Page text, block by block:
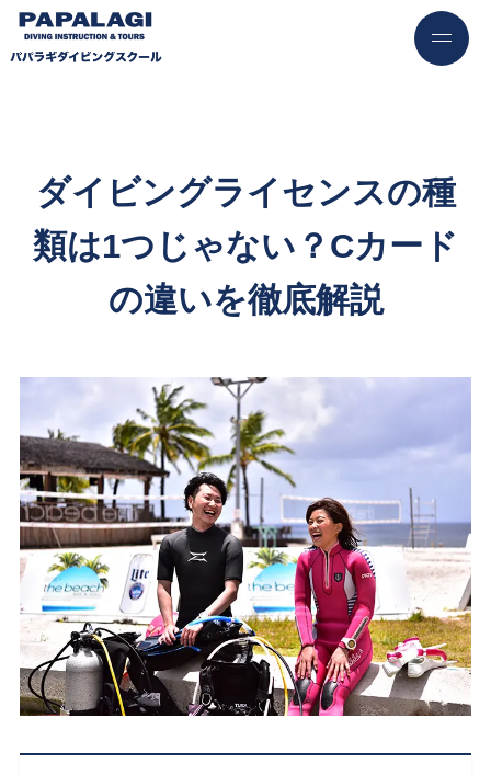
ダイビングライセンスの種
類は1つじゃない？Cカード
の違いを徹底解説